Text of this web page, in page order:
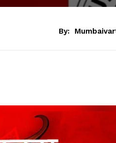
By: